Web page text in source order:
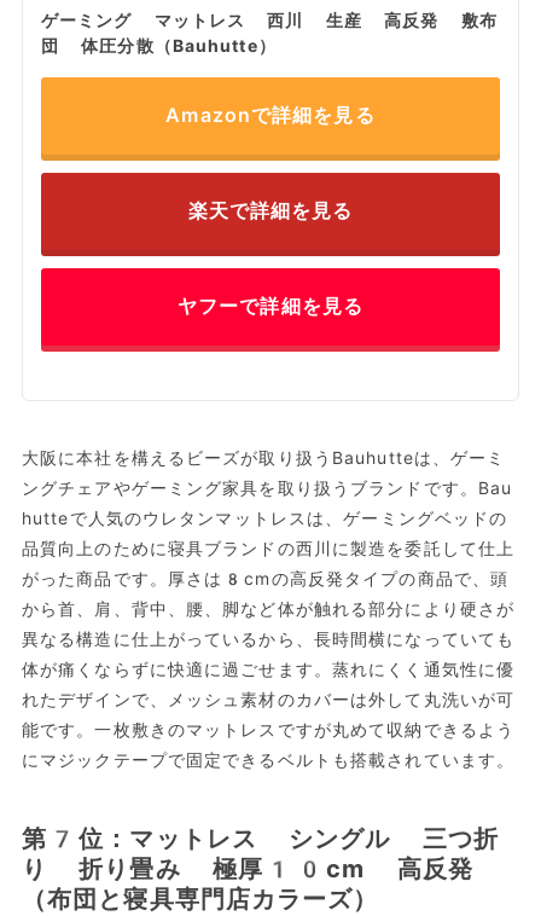
ゲーミング マットレス 西川 生産 高反発 敷布
団 体圧分散（Bauhutte）
Amazonで詳細を見る
楽天で詳細を見る
ヤフーで詳細を見る
大阪に本社を構えるビーズが取り扱うBauhutteは、ゲーミ
ングチェアやゲーミング家具を取り扱うブランドです。Bau
hutteで人気のウレタンマットレスは、ゲーミングベッドの
品質向上のために寝具ブランドの西川に製造を委託して仕上
がった商品です。厚さは8cmの高反発タイプの商品で、頭
から首、肩、背中、腰、脚など体が触れる部分により硬さが
異なる構造に仕上がっているから、長時間横になっていても
体が痛くならずに快適に過ごせます。蒸れにくく通気性に優
れたデザインで、メッシュ素材のカバーは外して丸洗いが可
能です。一枚敷きのマットレスですが丸めて収納できるよう
にマジックテープで固定できるベルトも搭載されています。
第7位：マットレス シングル 三つ折
り 折り畳み 極厚10cm 高反発
（布団と寝具専門店カラーズ）